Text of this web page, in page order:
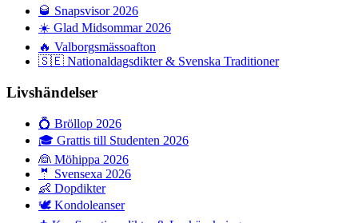
🥃 Snapsvisor 2026
☀️ Glad Midsommar 2026
🔥 Valborgsmässoafton
🇸🇪 Nationaldagsdikter & Svenska Traditioner
Livshändelser
💍 Bröllop 2026
🎓 Grattis till Studenten 2026
👰 Möhippa 2026
🤵 Svensexa 2026
👶 Dopdikter
🕊️ Kondoleanser